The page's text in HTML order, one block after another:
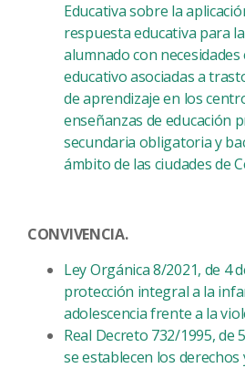
Educativa sobre la
respuesta educativa para
alumnado con
educativo asociadas a
de aprendizaje en los
enseñanzas de educación
secundaria obligatoria y
ámbito de las ciudades de
CONVIVENCIA.
Ley Orgánica 8/2021, de 4
protección integral a la
adolescencia frente a la
Real Decreto 732/1995, de
se establecen los derechos